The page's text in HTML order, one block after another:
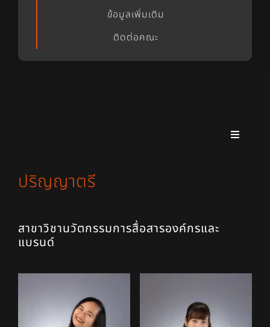
ข้อมูลเพิ่มเติม
ติดต่อคณะ
Toggle
ปริญญาตรี
สาขาวิชานวัตกรรมการสื่อสารองค์กรและ
แบรนด์